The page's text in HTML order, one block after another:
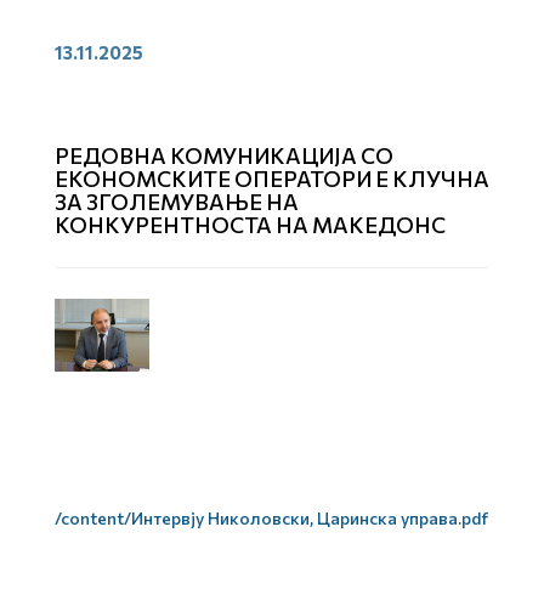
13.11.2025
РЕДОВНА КОМУНИКАЦИЈА СО
ЕКОНОМСКИТЕ ОПЕРАТОРИ Е КЛУЧНА
ЗА ЗГОЛЕМУВАЊЕ НА
КОНКУРЕНТНОСТА НА МАКЕДОНС
/content/Интервју Николовски, Царинска управа.pdf